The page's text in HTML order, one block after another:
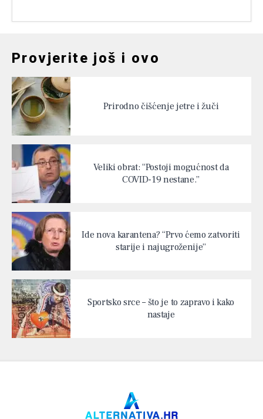
Provjerite još i ovo
Prirodno čišćenje jetre i žuči
Veliki obrat: “Postoji mogućnost da
COVID-19 nestane.”
Ide nova karantena? “Prvo ćemo zatvoriti
starije i najugroženije”
Sportsko srce – što je to zapravo i kako
nastaje